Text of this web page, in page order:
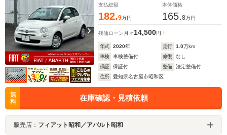
支払総額
182.9万円
本体価格
165.8万円
残価ローン 月々 14,500円
年式 2020年 走行 1.0万km
車検
車検整備付 修復
なし
保証
保証付 整備
法定整備付
住所
愛知県名古屋市昭和区
無
料
在庫確認・見積依頼
販売店： フィアット昭和／アバルト昭和